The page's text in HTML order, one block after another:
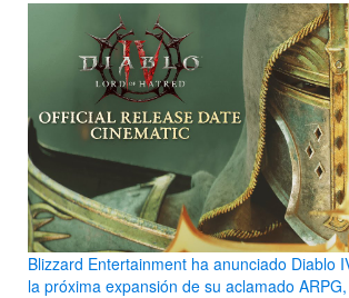
Blizzard Entertainment ha anunciado Diablo
la próxima expansión de su aclamado